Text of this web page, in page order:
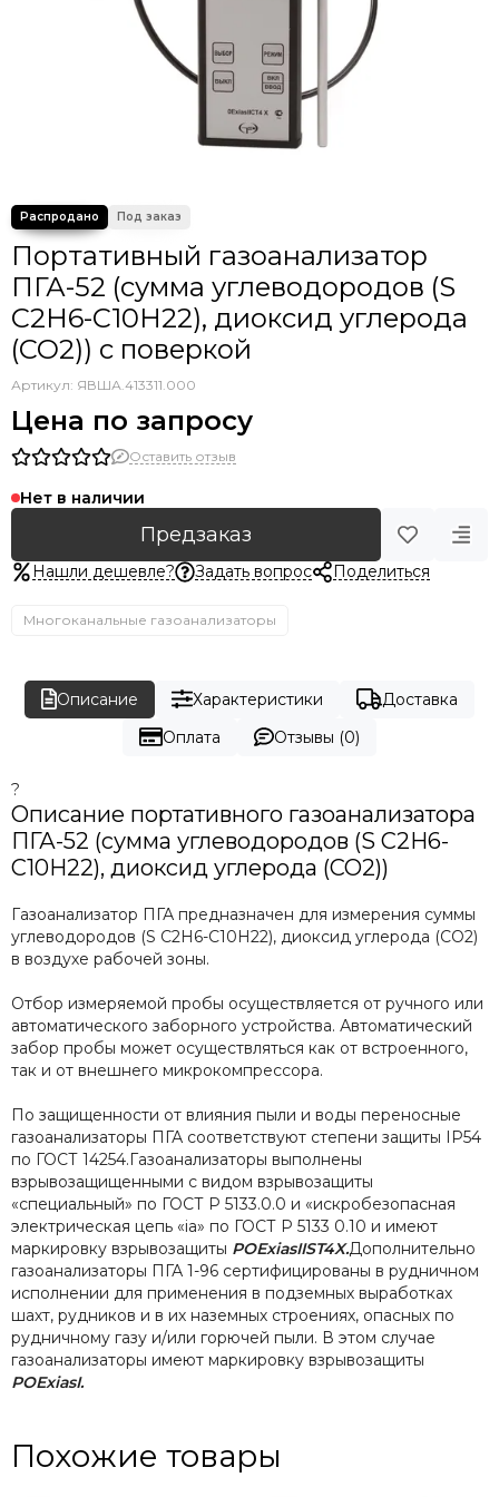
Портативный газоанализатор
ПГА-52 (сумма углеводородов (S
C2H6-C10H22), диоксид углерода
(CO2)) с поверкой
Артикул: ЯВША.413311.000
Цена по запросу
Оставить отзыв
Нет в наличии
Предзаказ
Нашли дешевле? Задать вопрос Поделиться
Многоканальные газоанализаторы
Описание Характеристики
Доставка
Оплата
Отзывы (0)
?
Описание портативного газоанализатора
ПГА-52 (сумма углеводородов (S C2H6-
C10H22), диоксид углерода (CO2))
Газоанализатор ПГА предназначен для измерения суммы
углеводородов (S C2H6-C10H22), диоксид углерода (CO2)
в воздухе рабочей зоны.
Отбор измеряемой пробы осуществляется от ручного или
автоматического заборного устройства. Автоматический
забор пробы может осуществляться как от встроенного,
так и от внешнего микрокомпрессора.
По защищенности от влияния пыли и воды переносные
газоанализаторы ПГА соответствуют степени защиты IP54
по ГОСТ 14254.Газоанализаторы выполнены
взрывозащищенными с видом взрывозащиты
«специальный» по ГОСТ Р 5133.0.0 и «искробезопасная
электрическая цепь «ia» по ГОСТ Р 5133 0.10 и имеют
маркировку взрывозащиты POExiasIIST4X.Дополнительно
газоанализаторы ПГА 1-96 сертифицированы в рудничном
исполнении для применения в подземных выработках
шахт, рудников и в их наземных строениях, опасных по
рудничному газу и/или горючей пыли. В этом случае
газоанализаторы имеют маркировку взрывозащиты
POExiasI.
Похожие товары